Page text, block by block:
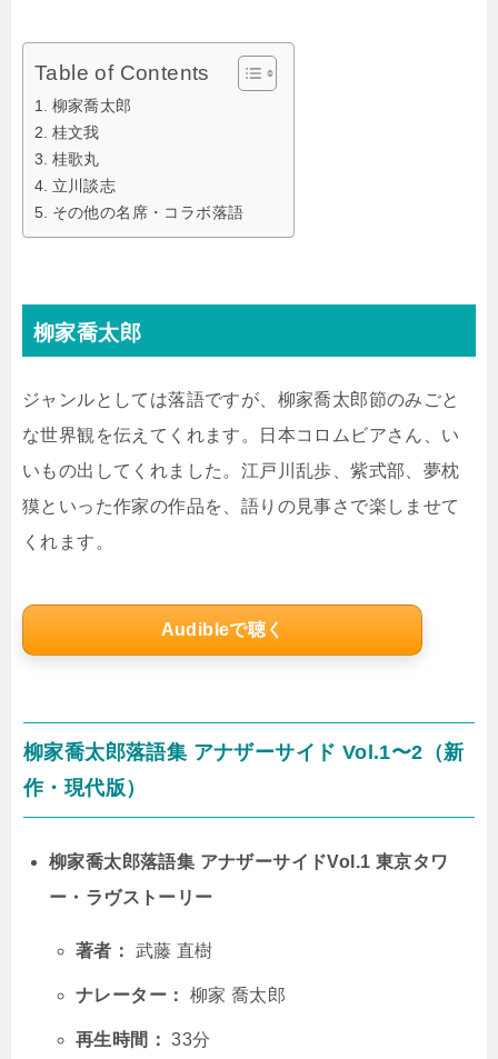
Table of Contents
柳家喬太郎
桂文我
桂歌丸
立川談志
その他の名席・コラボ落語
柳家喬太郎
ジャンルとしては落語ですが、柳家喬太郎節のみごと
な世界観を伝えてくれます。日本コロムビアさん、い
いもの出してくれました。江戸川乱歩、紫式部、夢枕
獏といった作家の作品を、語りの見事さで楽しませて
くれます。
Audibleで聴く
柳家喬太郎落語集 アナザーサイド Vol.1〜2（新
作・現代版）
柳家喬太郎落語集 アナザーサイドVol.1 東京タワ
ー・ラヴストーリー
著者： 武藤 直樹
ナレーター： 柳家 喬太郎
再生時間： 33分